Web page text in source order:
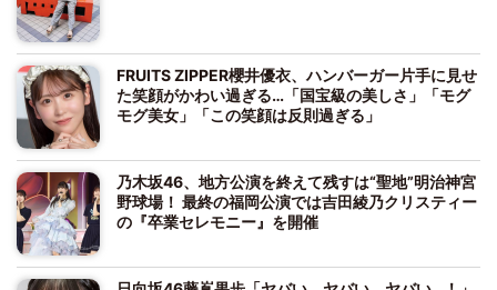
FRUITS ZIPPER櫻井優衣、ハンバーガー片手に見せ
た笑顔がかわい過ぎる…「国宝級の美しさ」「モグ
モグ美女」「この笑顔は反則過ぎる」
乃木坂46、地方公演を終えて残すは“聖地”明治神宮
野球場！ 最終の福岡公演では吉田綾乃クリスティー
の『卒業セレモニー』を開催